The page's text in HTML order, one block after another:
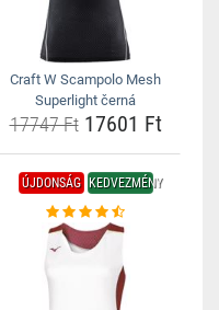
Craft W Scampolo Mesh
Superlight černá
17747 Ft17601 Ft
ÚJDONSÁG KEDVEZMÉNY